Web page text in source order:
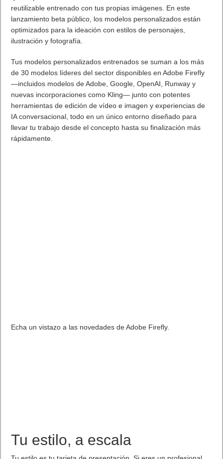
reutilizable entrenado con tus propias imágenes. En este
lanzamiento beta público, los modelos personalizados están
optimizados para la ideación con estilos de personajes,
ilustración y fotografía.
Tus modelos personalizados entrenados se suman a los más
de 30 modelos líderes del sector disponibles en Adobe Firefly
—incluidos modelos de Adobe, Google, OpenAI, Runway y
nuevas incorporaciones como Kling— junto con potentes
herramientas de edición de vídeo e imagen y experiencias de
IA conversacional, todo en un único entorno diseñado para
llevar tu trabajo desde el concepto hasta su finalización más
rápidamente.
Echa un vistazo a las novedades de Adobe Firefly.
Tu estilo, a escala